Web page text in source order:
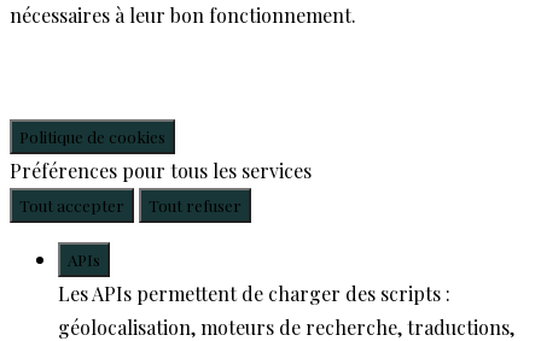
nécessaires à leur bon fonctionnement.
Politique de cookies
Préférences pour tous les services
Tout accepter Tout refuser
APIs
Les APIs permettent de charger des scripts :
géolocalisation, moteurs de recherche, traductions,